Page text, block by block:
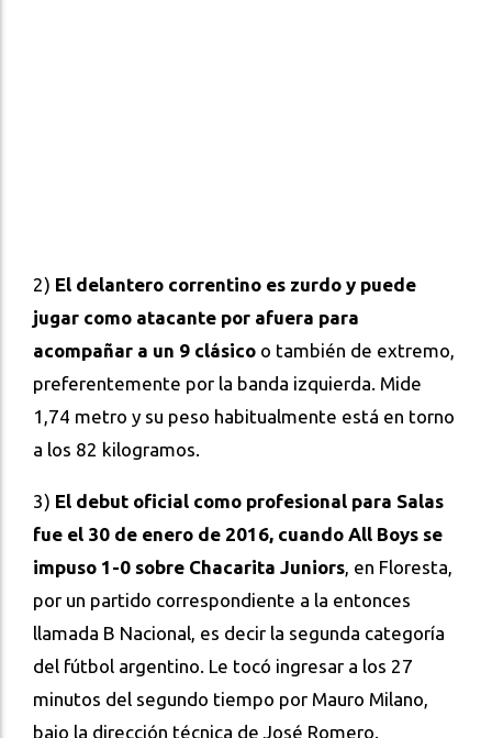
2) El delantero correntino es zurdo y puede
jugar como atacante por afuera para
acompañar a un 9 clásico o también de extremo,
preferentemente por la banda izquierda. Mide
1,74 metro y su peso habitualmente está en torno
a los 82 kilogramos.
3) El debut oficial como profesional para Salas
fue el 30 de enero de 2016, cuando All Boys se
impuso 1-0 sobre Chacarita Juniors , en Floresta,
por un partido correspondiente a la entonces
llamada B Nacional, es decir la segunda categoría
del fútbol argentino. Le tocó ingresar a los 27
minutos del segundo tiempo por Mauro Milano,
bajo la dirección técnica de José Romero.